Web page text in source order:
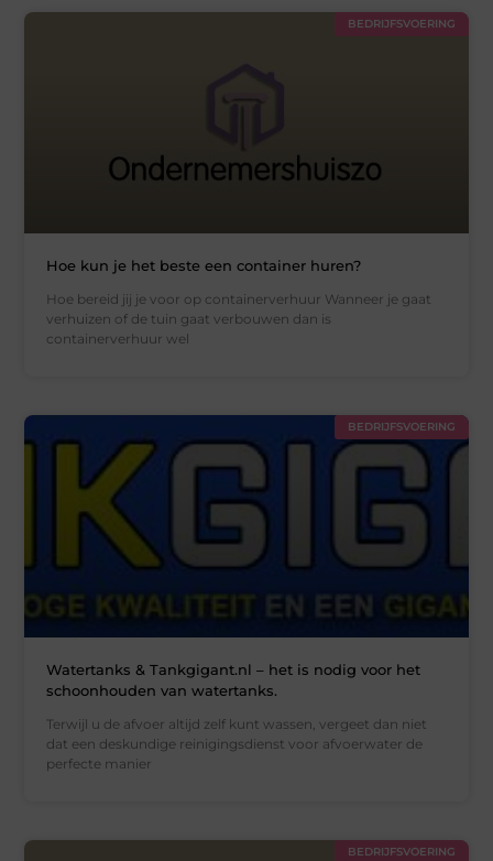
BEDRIJFSVOERING
Hoe kun je het beste een container huren?
Hoe bereid jij je voor op containerverhuur Wanneer je gaat
verhuizen of de tuin gaat verbouwen dan is
containerverhuur wel
BEDRIJFSVOERING
Watertanks & Tankgigant.nl – het is nodig voor het
schoonhouden van watertanks.
Terwijl u de afvoer altijd zelf kunt wassen, vergeet dan niet
dat een deskundige reinigingsdienst voor afvoerwater de
perfecte manier
BEDRIJFSVOERING